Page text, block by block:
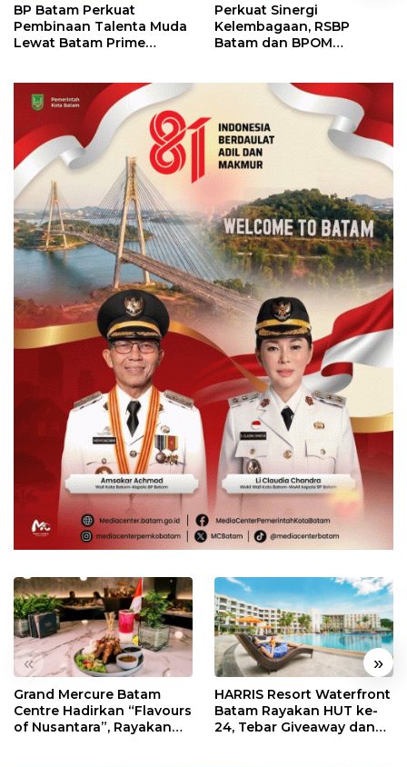
BP Batam Perkuat
Pembinaan Talenta Muda
Lewat Batam Prime
Perkuat Sinergi
Kelembagaan, RSBP
Batam dan BPOM
« »
Grand Mercure Batam
Centre Hadirkan “Flavours
of Nusantara”, Rayakan
HARRIS Resort Waterfront
Batam Rayakan HUT ke-
24, Tebar Giveaway dan